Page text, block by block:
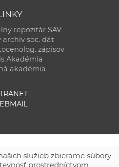
repozitár SAV
archív soc. dát
zápisov
Akadémia
akadémia
služieb zbierame súbory
prostredníctvom